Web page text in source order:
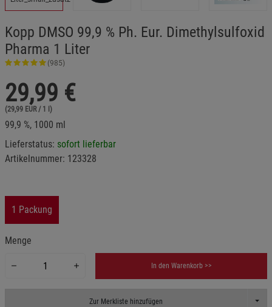
Kopp DMSO 99,9 % Ph. Eur. Dimethylsulfoxid
Pharma 1 Liter
(985)
29,99 €
(29,99 EUR / 1 l)
99,9 %, 1000 ml
Lieferstatus: sofort lieferbar
Artikelnummer: 123328
1 Packung
Menge
In den Warenkorb >>
Zur Merkliste hinzufügen